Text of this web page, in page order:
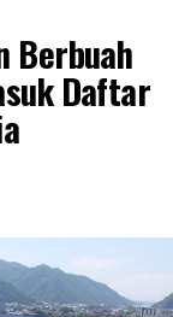
Berbuah
Daftar